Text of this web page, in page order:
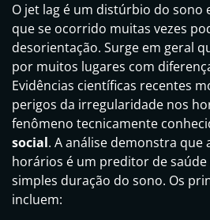
O jet lag é um distúrbio do sono
que se ocorrido muitas vezes
desorientação. Surge em geral
por muitos lugares com
Evidências científicas recentes
perigos da irregularidade nos
fenômeno tecnicamente
social. A análise demonstra que
horários é um preditor de
simples duração do sono. Os
incluem: